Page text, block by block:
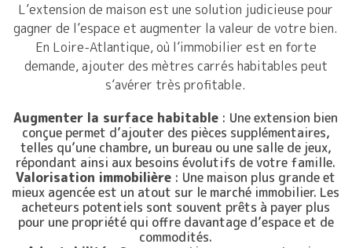
L’extension de maison est une solution judicieuse pour
gagner de l’espace et augmenter la valeur de votre bien.
En Loire-Atlantique, où l’immobilier est en forte
demande, ajouter des mètres carrés habitables peut
s’avérer très profitable.
Augmenter la surface habitable : Une extension bien
conçue permet d’ajouter des pièces supplémentaires,
telles qu’une chambre, un bureau ou une salle de jeux,
répondant ainsi aux besoins évolutifs de votre famille.
Valorisation immobilière : Une maison plus grande et
mieux agencée est un atout sur le marché immobilier. Les
acheteurs potentiels sont souvent prêts à payer plus
pour une propriété qui offre davantage d’espace et de
commodités.